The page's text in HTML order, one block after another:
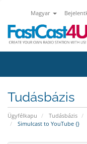
Magyar
Tudásbázis
Ügyfélkapu Tudásbázis
Simulcast to YouTube {}